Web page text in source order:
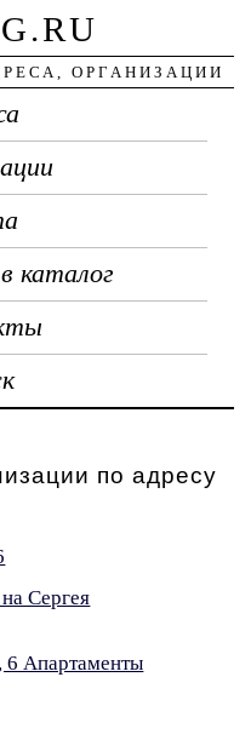
ОРГАНИЗАЦИИ
каталог
по адресу
Сергея
6 Апартаменты